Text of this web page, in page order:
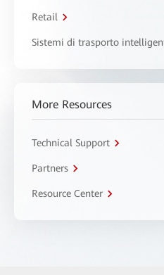
Retail
Sistemi di trasporto
More Resources
Technical Support
Partners
Resource Center